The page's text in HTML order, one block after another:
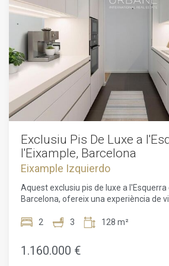
Exclusiu Pis De Luxe a
l'Eixample, Barcelona
Eixample Izquierdo
Aquest exclusiu pis de luxe a l'Esquerra
Barcelona, ofereix una experiència de
cèntriques de la ciutat. Situat en un
dissenyada segons els estàndards més
sostenibilitat, oferint l'equilibri perfecte
2 3 128 m²
1.160.000 €